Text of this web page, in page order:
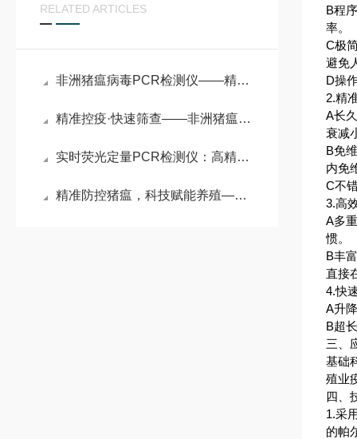
RELATED ARTICLES
非洲猪瘟病毒PCR检测仪——精准溯源防隐患，科技筑牢生猪防疫防线
精准控疫·快速筛查——非洲猪瘟病毒荧光定量PCR检测仪
实时荧光定量PCR检测仪：高精定量、极速检测，构筑分子实验核心利器
精准防控猪瘟，科技赋能养殖——猪瘟实时荧光定量PCR检测仪解析
B程
率。
C极
避免
D操
2.精
A长
衰减
B免
内免
C不
3.高
A多
惯。
B丰
直接
4.快
A升
B超
三、
基础
殖业
四、
1.采
的帕